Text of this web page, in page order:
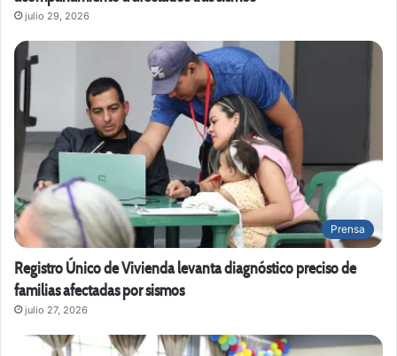
julio 29, 2026
Prensa
Registro Único de Vivienda levanta diagnóstico preciso de
familias afectadas por sismos
julio 27, 2026